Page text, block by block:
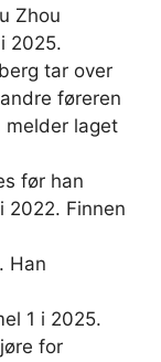
Zhou
2025.
tar over
føreren
melder laget
før han
2022. Finnen
Han
1 i 2025.
for